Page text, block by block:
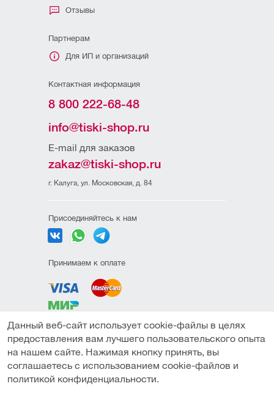
Под заказ
Отзывы
Партнерам
Для ИП и организаций
Контактная информация
8 800 222-68-48
info@tiski-shop.ru
E-mail для заказов
zakaz@tiski-shop.ru
г. Калуга, ул. Московская, д. 84
Присоединяйтесь к нам
Принимаем к оплате
конфиденциальности
соглашение
Публичная оферта
Данный веб-сайт использует cookie-файлы в целях
предоставления вам лучшего пользовательского опыта
на нашем сайте. Нажимая кнопку принять, вы
соглашаетесь с использованием cookie-файлов и
политикой конфиденциальности.